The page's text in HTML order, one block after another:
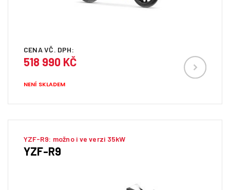
CENA VČ. DPH:
518 990 KČ
NENÍ SKLADEM
YZF-R9: možno i ve verzi 35kW
YZF-R9